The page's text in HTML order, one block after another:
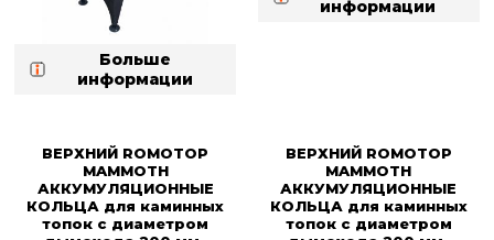
Больше
информации
информации
ВЕРХНИЙ ROMOTOP
MAMMOTH
АККУМУЛЯЦИОННЫЕ
КОЛЬЦА для каминных
топок с диаметром
ВЕРХНИЙ ROMOTOP
MAMMOTH
АККУМУЛЯЦИОННЫЕ
КОЛЬЦА для каминных
топок с диаметром